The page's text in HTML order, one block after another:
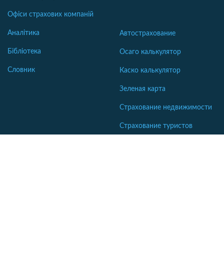
Офіси страхових компаній
Аналітика
Бібліотека
Словник
Автострахование
Осаго калькулятор
Каско калькулятор
Зеленая карта
Страхование недвижимости
Страхование туристов